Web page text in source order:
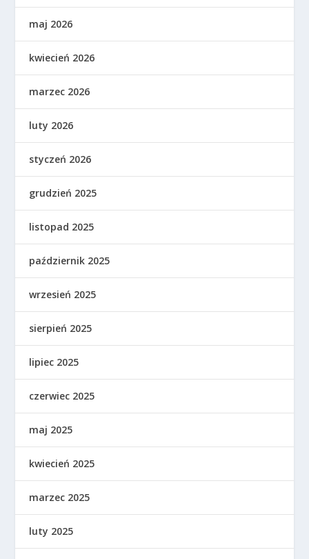
maj 2026
kwiecień 2026
marzec 2026
luty 2026
styczeń 2026
grudzień 2025
listopad 2025
październik 2025
wrzesień 2025
sierpień 2025
lipiec 2025
czerwiec 2025
maj 2025
kwiecień 2025
marzec 2025
luty 2025